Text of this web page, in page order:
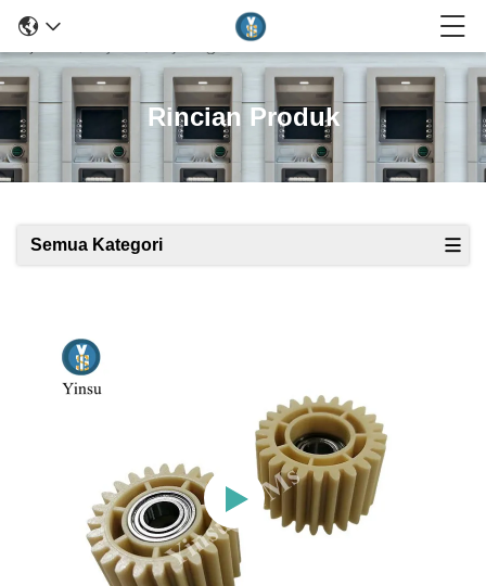
Rincian Produk
Semua Kategori